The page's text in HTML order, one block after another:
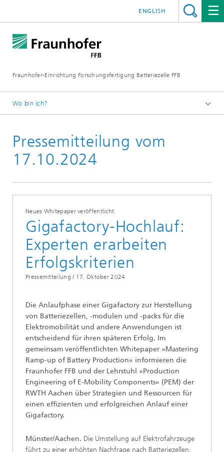
Fraunhofer-Einrichtung Forschungsfertigung Batteriezelle FFB
ENGLISH
Wo bin ich?
Pressemitteilungen
Pressemitteilung vom
17.10.2024
Neues Whitepaper veröffentlicht
Gigafactory-Hochlauf:
Experten erarbeiten
Erfolgskriterien
Pressemitteilung / 17. Oktober 2024
Die Anlaufphase einer Gigafactory zur Herstellung
von Batteriezellen, -modulen und -packs für die
Elektromobilität und andere Anwendungen ist
entscheidend für ihren späteren Erfolg. Im
gemeinsam veröffentlichten Whitepaper »Mastering
Ramp-up of Battery Production« informieren die
Fraunhofer FFB und der Lehrstuhl »Production
Engineering of E-Mobility Components« (PEM) der
RWTH Aachen über Strategien und Ressourcen für
einen effizienten und erfolgreichen Anlauf einer
Gigafactory.
Münster/Aachen. Die Umstellung auf Elektrofahrzeuge
führt zu einer erhöhten Nachfrage nach Batteriezellen.